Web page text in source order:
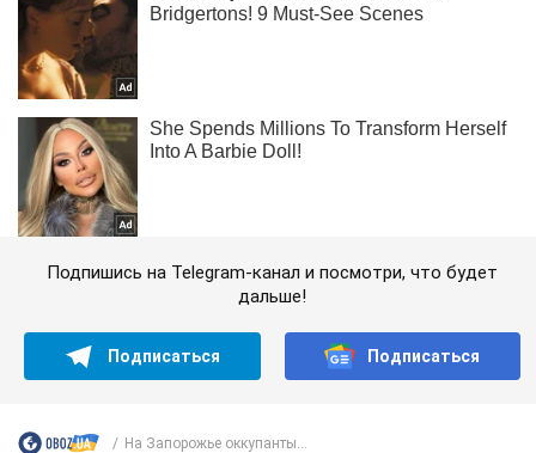
Подпишись на Telegram-канал и посмотри, что будет
дальше!
Подписаться Подписаться
На Запорожье оккупанты...